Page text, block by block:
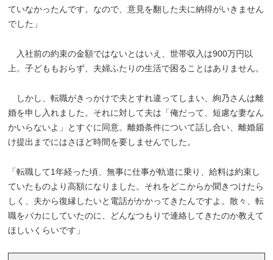
ていなかったんです。なので、意見を翻した夫に納得がいきません
でした」
入社前の約束の金額ではないとはいえ、世帯収入は900万円以
上。子どももおらず、夫婦ふたりの生活で困ることはありません。
しかし、転職がきっかけで夫とすれ違ってしまい、絢乃さんは離
婚を申し入れました。それに対して夫は「俺だって、短慮な妻なん
かいらないよ」とすぐに同意。離婚条件について話し合い、離婚届
け提出までにはさほど時間を要しませんでした。
「転職して1年経った頃、無事に仕事が軌道に乗り、給料は約束し
ていたものより高額になりました。それをどこからか聞きつけたら
しく、夫から復縁したいと電話がかかってきたんですよ。散々、転
職をバカにしていたのに、どんなつもりで連絡してきたのか教えて
ほしいくらいです」